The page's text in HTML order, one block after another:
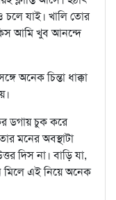
চলে যাই। খালি তোর
আমি খুব আনন্দে
অনেক চিন্তা ধাক্কা
ডগায় চুক করে
মনের অবস্থাটা
দিস না। বাড়ি যা,
মিলে এই নিয়ে অনেক